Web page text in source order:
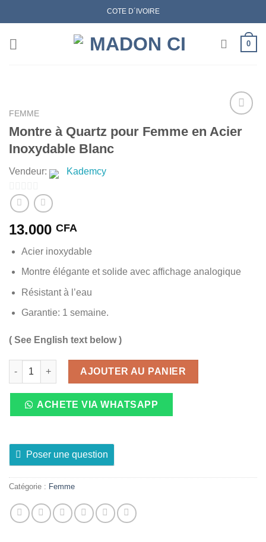
to
COTE D´IVOIRE
0
FEMME
Montre à Quartz pour Femme en Acier
Inoxydable Blanc
Vendeur: Kademcy
0
sur
513.000 CFA
Acier inoxydable
Montre élégante et solide avec affichage analogique
Résistant à l’eau
Garantie: 1 semaine.
( See English text below )
quantité de Montre à Quartz pour Femme en Acier Inoxydable
AJOUTER AU PANIER
ACHETE VIA WHATSAPP
Poser une question
Catégorie : Femme